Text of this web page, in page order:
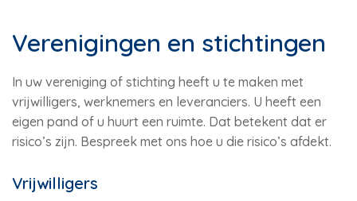
Verenigingen en stichtingen
In uw vereniging of stichting heeft u te maken met
vrijwilligers, werknemers en leveranciers. U heeft een
eigen pand of u huurt een ruimte. Dat betekent dat er
risico’s zijn. Bespreek met ons hoe u die risico’s afdekt.
Vrijwilligers